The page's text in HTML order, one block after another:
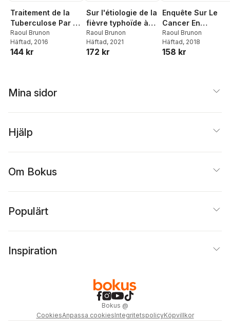
Traitement de la
Tuberculose Par Le
Régime Des
Sanatoria
Raoul Brunon
Häftad, 2016
144 kr
Sur l'étiologie de la
fièvre typhoïde à
Rouen, rapport
Raoul Brunon
Häftad, 2021
172 kr
Enquête Sur Le
Cancer En
Normandie, Avec
La Collaboration
35 Médecins
Raoul Brunon
Häftad, 2018
158 kr
Mina sidor
Hjälp
Om Bokus
Populärt
Inspiration
Bokus @
CookiesAnpassa cookiesIntegritetspolicyKöpvillkor